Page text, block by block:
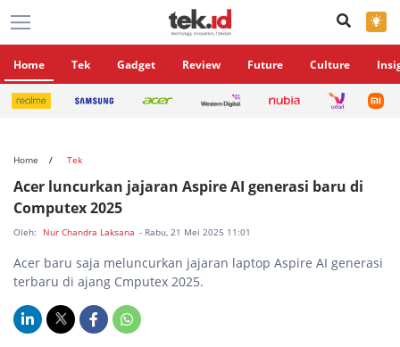
×
Home Tek Gadget Review Future Culture
Home Tek
Acer luncurkan jajaran Aspire AI generasi baru di
Computex 2025
Oleh: Nur Chandra Laksana - Rabu, 21 Mei 2025 11:01
Acer baru saja meluncurkan jajaran laptop Aspire AI generasi
terbaru di ajang Cmputex 2025.